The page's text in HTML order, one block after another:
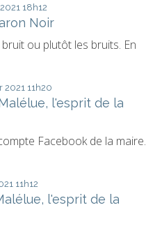
18h12
Noir
ou plutôt les bruits. En
2021 11h20
l'esprit de la
Facebook de la maire.
11h12
l'esprit de la